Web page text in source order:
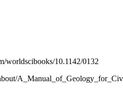
worldscibooks/10.1142/0132